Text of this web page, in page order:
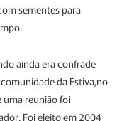
sementes para
ainda era confrade
da Estiva,no
uma reunião foi
Foi eleito em 2004